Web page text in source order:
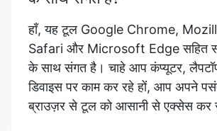
के साथ संगत है। चाहे आप कंप्यूटर, लैपटॉप,
डिवाइस पर काम कर रहे हों, आप अपने
ब्राउज़र से टूल को आसानी से एक्सेस
क्या बास बूस्टर ऑनलाइन टूल